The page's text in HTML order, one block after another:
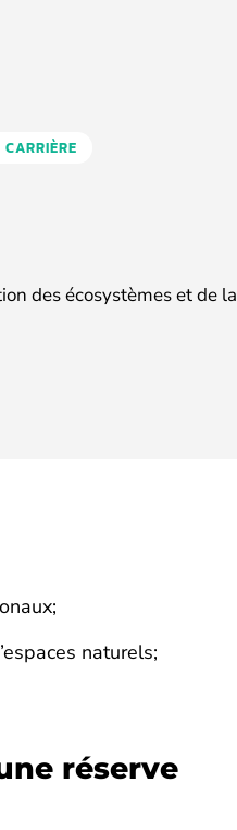
CARRIÈRE
des écosystèmes et de la
naturels;
réserve